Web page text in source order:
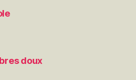
doux